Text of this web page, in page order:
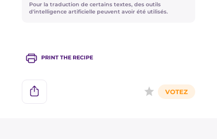
les réchauffer.
Si vous préférez un gratinage plus marqué,
Pour la traduction de certains textes, des outils
d'intelligence artificielle peuvent avoir été utilisés.
PRINT THE RECIPE